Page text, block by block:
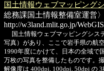
国土情報ウェブマッピング
総務課国土情報整備室運営
http://w3land.mlit.go.jp/
国土情報ウェブマッピングシス
写真）があり、ここで岩手県の航
1990年度にかけて、日本の全域で
万枚の写真を整備したものです。
解像度は 400dpi, 100dpi, 50dpi の